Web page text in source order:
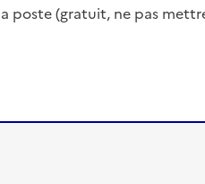
poste (gratuit, ne pas